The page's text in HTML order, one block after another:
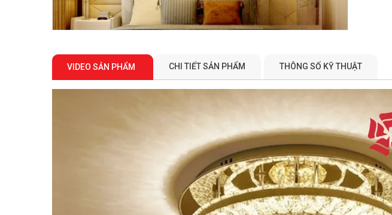
VIDEO SẢN PHẨM CHI TIẾT SẢN PHẨM THÔNG SỐ KỸ THUẬT